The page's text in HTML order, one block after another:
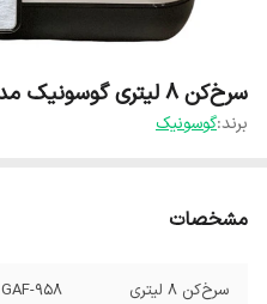
سرخ‌کن 8 لیتری گوسونیک مدل GAF-958
برند:گوسونیک
مشخصات
سرخ‌کن 8 لیتری
GAF-958